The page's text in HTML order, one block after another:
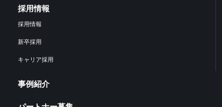
採用情報
採用情報
新卒採用
キャリア採用
事例紹介